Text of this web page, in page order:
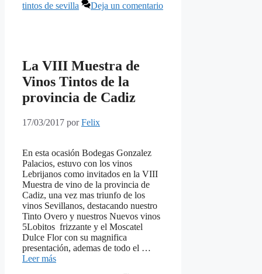
tintos de sevilla
Deja un comentario
La VIII Muestra de
Vinos Tintos de la
provincia de Cadiz
17/03/2017 porFelix
En esta ocasión Bodegas Gonzalez
Palacios, estuvo con los vinos
Lebrijanos como invitados en la VIII
Muestra de vino de la provincia de
Cadiz, una vez mas triunfo de los
vinos Sevillanos, destacando nuestro
Tinto Overo y nuestros Nuevos vinos
5Lobitos frizzante y el Moscatel
Dulce Flor con su magnifica
presentación, ademas de todo el …
Leer más